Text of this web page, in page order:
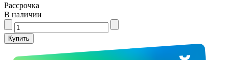
Рассрочка
В наличии